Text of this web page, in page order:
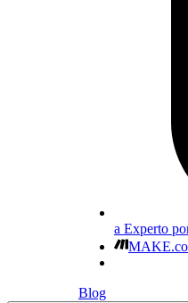
a Experto
Blog